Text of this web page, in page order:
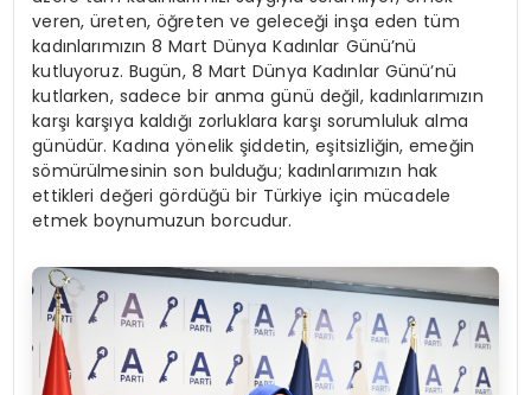
veren, üreten, öğreten ve geleceği inşa eden tüm
kadınlarımızın 8 Mart Dünya Kadınlar Günü’nü
kutluyoruz. Bugün, 8 Mart Dünya Kadınlar Günü’nü
kutlarken, sadece bir anma günü değil, kadınlarımızın
karşı karşıya kaldığı zorluklara karşı sorumluluk alma
günüdür. Kadına yönelik şiddetin, eşitsizliğin, emeğin
sömürülmesinin son bulduğu; kadınlarımızın hak
ettikleri değeri gördüğü bir Türkiye için mücadele
etmek boynumuzun borcudur.